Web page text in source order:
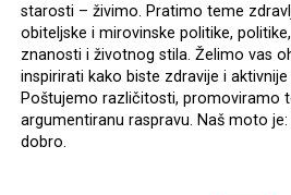
starosti – živimo. Pratimo teme
obiteljske i mirovinske politike,
znanosti i životnog stila. Želimo vas
inspirirati kako biste zdravije i
Poštujemo različitosti, promoviramo
argumentiranu raspravu. Naš moto
dobro.